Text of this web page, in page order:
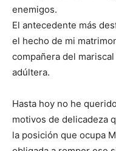
enemigos.
El antecedente más
el hecho de mi
compañera del
adúltera.
Hasta hoy no he
motivos de delicadeza
la posición que ocupa